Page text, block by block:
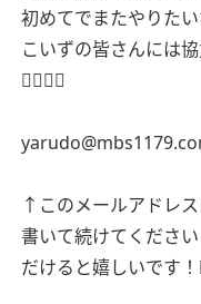
初めてでまたやりた
こいずの皆さんには
🙇🏻‍♀️✨
↑このメールアドレ
書いて続けてくださ
だけると嬉しいです！